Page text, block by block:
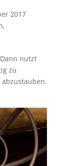
2017
,
nutzt
zu